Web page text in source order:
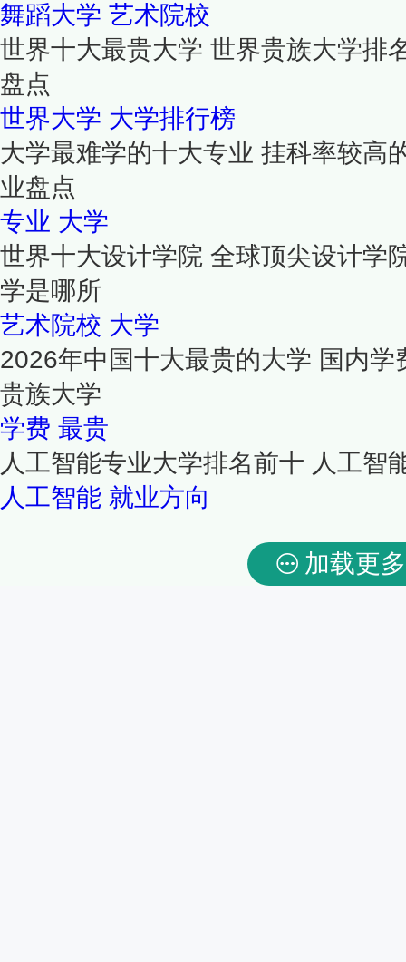
舞蹈大学 艺术院校
世界十大最贵大学 世界贵族大学排
盘点
世界大学 大学排行榜
大学最难学的十大专业 挂科率较高
业盘点
专业 大学
世界十大设计学院 全球顶尖设计学
学是哪所
艺术院校 大学
2026年中国十大最贵的大学 国内
贵族大学
学费 最贵
人工智能专业大学排名前十 人工智
人工智能 就业方向
加载更多